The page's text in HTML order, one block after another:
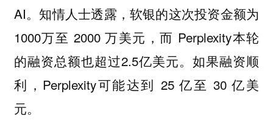
AI。知情人士透露，软银的这次投资金额为
1000万至 2000 万美元，而 Perplexity本轮
的融资总额也超过2.5亿美元。如果融资顺
利，Perplexity可能达到 25 亿至 30 亿美
元。